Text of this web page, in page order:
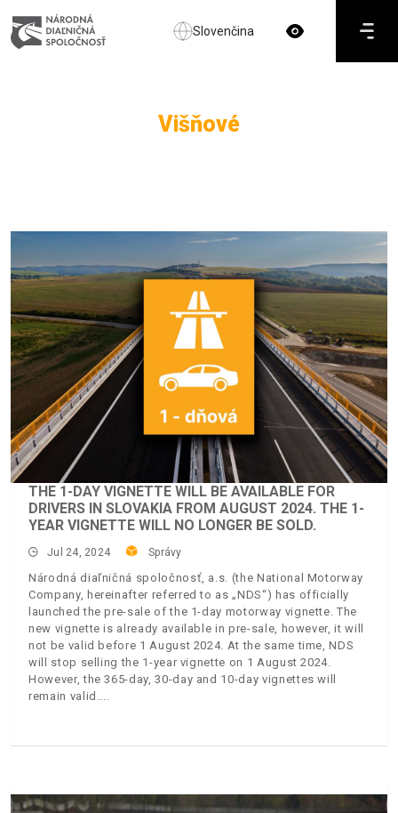
Slovenčina
Višňové
THE 1-DAY VIGNETTE WILL BE AVAILABLE FOR
DRIVERS IN SLOVAKIA FROM AUGUST 2024. THE 1-
YEAR VIGNETTE WILL NO LONGER BE SOLD.
Jul 24, 2024 Správy
Národná diaľničná spoločnosť, a.s. (the National Motorway
Company, hereinafter referred to as „NDS“) has officially
launched the pre-sale of the 1-day motorway vignette. The
new vignette is already available in pre-sale, however, it will
not be valid before 1 August 2024. At the same time, NDS
will stop selling the 1-year vignette on 1 August 2024.
However, the 365-day, 30-day and 10-day vignettes will
remain valid.